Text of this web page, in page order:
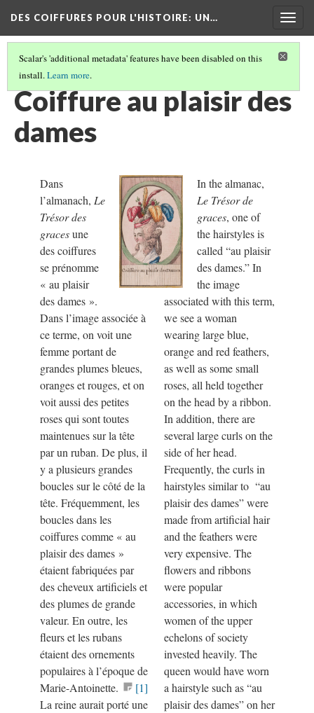
DES COIFFURES POUR L'HISTOIRE: UN…
Scalar's 'additional metadata' features have been disabled on this
install.Learn more.
À PROPOS DE CE PROJET / ABOUT THIS PROJECT
Coiffure au plaisir des
dames
Dans
l’almanach, Le
Trésor des
gracesune
des coiffures
se prénomme
« au plaisir
des dames ».
Dans l’image associée à
ce terme, on voit une
femme portant de
grandes plumes bleues,
oranges et rouges, et on
voit aussi des petites
roses qui sont toutes
maintenues sur la tête
par un ruban. De plus, il
y a plusieurs grandes
boucles sur le côté de la
tête. Fréquemment, les
boucles dans les
coiffures comme « au
plaisir des dames »
étaient fabriquées par
des cheveux artificiels et
des plumes de grande
valeur. En outre, les
fleurs et les rubans
étaient des ornements
populaires à l’époque de
Marie-Antoinette.
[1]
La reine aurait porté une
In the almanac,
Le Trésor de
graces, one of
the hairstyles is
called “au plaisir
des dames.” In
the image
associated with this term,
we see a woman
wearing large blue,
orange and red feathers,
as well as some small
roses, all held together
on the head by a ribbon.
In addition, there are
several large curls on the
side of her head.
Frequently, the curls in
hairstyles similar to “au
plaisir des dames” were
made from artificial hair
and the feathers were
very expensive. The
flowers and ribbons
were popular
accessories, in which
women of the upper
echelons of society
invested heavily. The
queen would have worn
a hairstyle such as “au
plaisir des dames” on her